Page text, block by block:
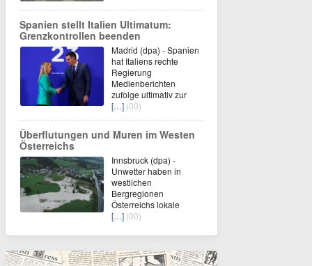
Spanien stellt Italien Ultimatum:
Grenzkontrollen beenden
Madrid (dpa) - Spanien
hat Italiens rechte
Regierung
Medienberichten
zufolge ultimativ zur
[…] (00)
Überflutungen und Muren im Westen
Österreichs
Innsbruck (dpa) -
Unwetter haben in
westlichen
Bergregionen
Österreichs lokale
[…] (00)